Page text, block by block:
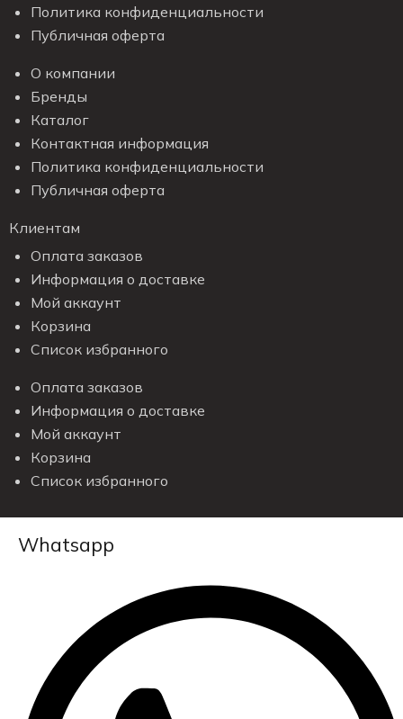
Политика конфиденциальности
Публичная оферта
О компании
Бренды
Каталог
Контактная информация
Политика конфиденциальности
Публичная оферта
Клиентам
Оплата заказов
Информация о доставке
Мой аккаунт
Корзина
Список избранного
Оплата заказов
Информация о доставке
Мой аккаунт
Корзина
Список избранного
Whatsapp